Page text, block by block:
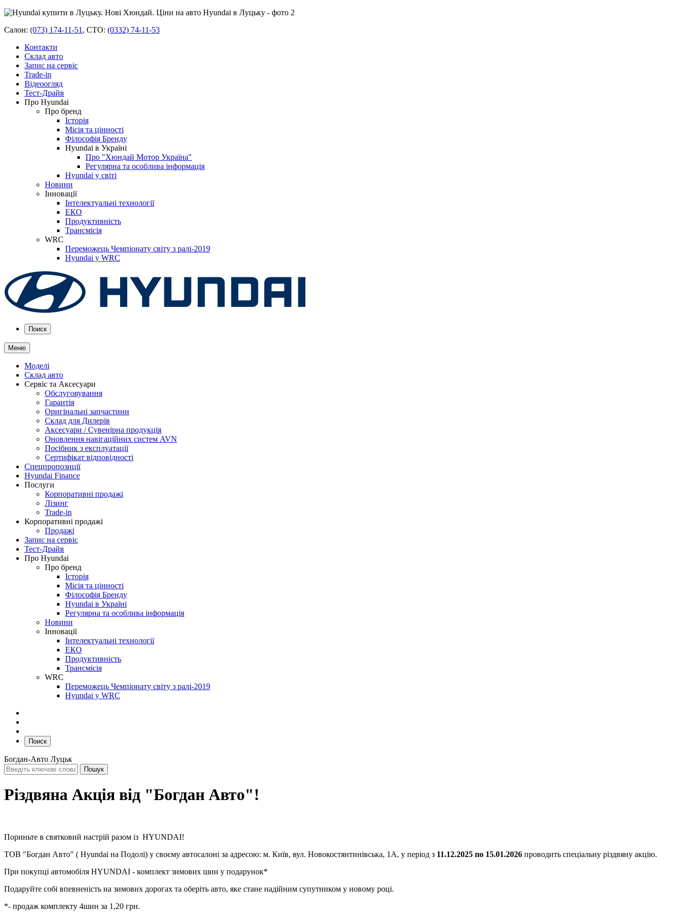
Салон: (073) 174-11-51 , СТО: (0332) 74-11-53
Контакти
Склад авто
Запис на сервіс
Trade-in
Відеоогляд
Тест-Драйв
Про Hyundai
Про бренд
Історія
Місія та цінності
Філософія Бренду
Hyundai в Україні
Про "Хюндай Мотор Україна"
Регулярна та особлива інформація
Hyundai у світі
Новини
Інновації
Інтелектуальні технології
ЕКО
Продуктивність
Трансмісія
WRC
Переможець Чемпіонату світу з ралі-2019
Hyundai у WRC
Поиск
Меню
Моделі
Склад авто
Сервіс та Аксесуари
Обслуговування
Гарантія
Оригінальні запчастини
Склад для Дилерів
Аксесуари / Сувенірна продукція
Оновлення навігаційних систем AVN
Посібник з експлуатації
Сертифікат відповідності
Спецпропозиції
Hyundai Finance
Послуги
Корпоративні продажі
Лізинг
Trade-in
Корпоративні продажі
Продажі
Запис на сервіс
Тест-Драйв
Про Hyundai
Про бренд
Історія
Місія та цінності
Філософія Бренду
Hyundai в Україні
Регулярна та особлива інформація
Новини
Інновації
Інтелектуальні технології
ЕКО
Продуктивність
Трансмісія
WRC
Переможець Чемпіонату світу з ралі-2019
Hyundai у WRC
Поиск
Богдан-Авто Луцьк
Різдвяна Акція від "Богдан Авто"!
Пориньте в святковий настрій разом із HYUNDAI!
ТОВ "Богдан Авто" ( Hyundai на Подолі) у своєму автосалоні за адресою: м. Київ, вул. Новокостянтинівська, 1А, у період з 11.12.2025 по 15.01.2026 проводить спеціальну різдвяну акцію.
При покупці автомобіля HYUNDAI - комплект зимових шин у подарунок*
Подаруйте собі впевненість на зимових дорогах та оберіть авто, яке стане надійним супутником у новому році.
*- продаж комплекту 4шин за 1,20 грн.